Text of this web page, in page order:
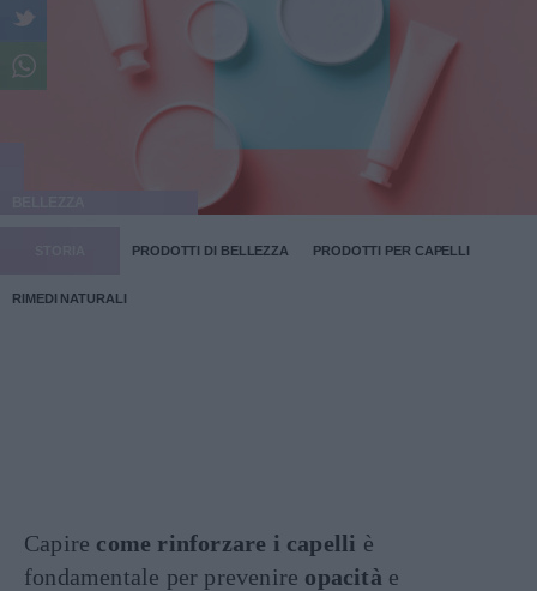
PRODOTTI DI BELLEZZA PRODOTTI PER CAPELLI
RIMEDI NATURALI
Capire come rinforzare i capelli è
fondamentale per prevenire opacità e